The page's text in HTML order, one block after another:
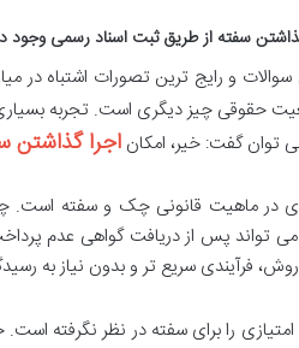
سوالات و رایج ترین تصورات اشتباه در
حقوقی چیز دیگری است. تجربه بسیاری
توان گفت: خیر، امکاناجرا گذاشتن
در ماهیت قانونی چک و سفته است.
تواند پس از دریافت گواهی عدم
روش، فرآیندی سریع تر و بدون نیاز به
امتیازی را برای سفته در نظر نگرفته